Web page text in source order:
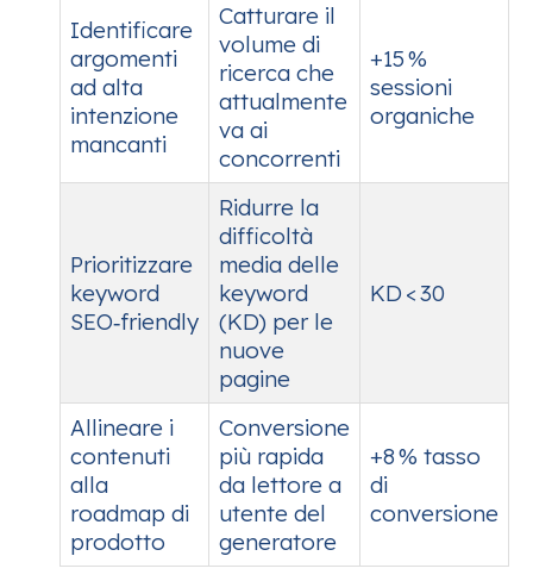
Identificare
argomenti
ad alta
intenzione
mancanti
Catturare il
volume di
ricerca che
attualmente
va ai
concorrenti
+15 %
sessioni
organiche
Prioritizzare
keyword
SEO‑friendly
Ridurre la
difficoltà
media delle
keyword
(KD) per le
nuove
pagine
KD < 30
Allineare i
contenuti
alla
roadmap di
prodotto
Conversione
più rapida
da lettore a
utente del
generatore
+8 % tasso
di
conversione